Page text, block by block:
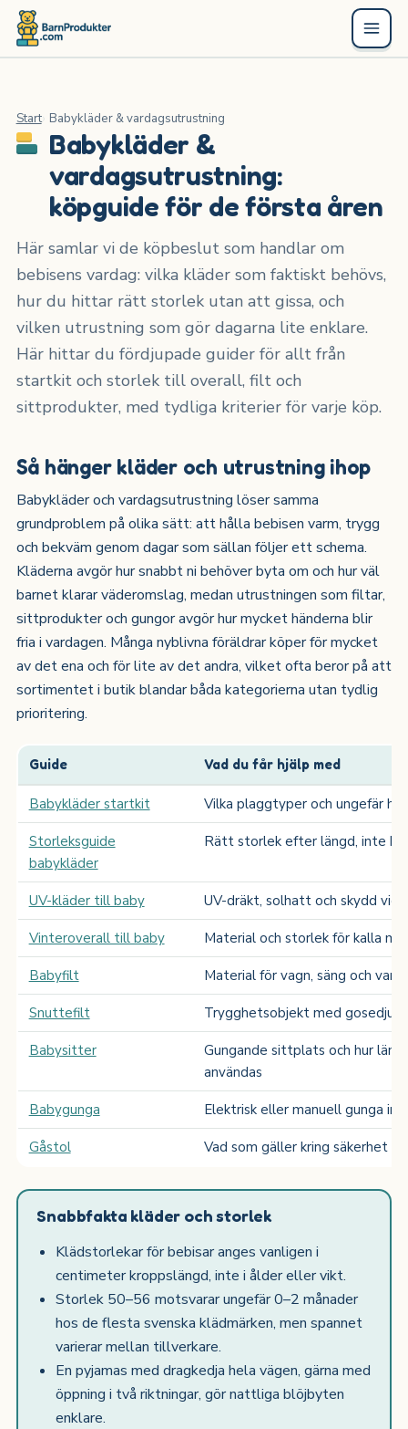
Start Babykläder & vardagsutrustning
Babykläder &
vardagsutrustning:
köpguide för de första åren
Här samlar vi de köpbeslut som handlar om
bebisens vardag: vilka kläder som faktiskt behövs,
hur du hittar rätt storlek utan att gissa, och
vilken utrustning som gör dagarna lite enklare.
Här hittar du fördjupade guider för allt från
startkit och storlek till overall, filt och
sittprodukter, med tydliga kriterier för varje köp.
Så hänger kläder och utrustning ihop
Babykläder och vardagsutrustning löser samma
grundproblem på olika sätt: att hålla bebisen varm, trygg
och bekväm genom dagar som sällan följer ett schema.
Kläderna avgör hur snabbt ni behöver byta om och hur väl
barnet klarar väderomslag, medan utrustningen som filtar,
sittprodukter och gungor avgör hur mycket händerna blir
fria i vardagen. Många nyblivna föräldrar köper för mycket
av det ena och för lite av det andra, vilket ofta beror på att
sortimentet i butik blandar båda kategorierna utan tydlig
prioritering.
Guide Vad du får hjälp med
Babykläder startkit Vilka plaggtyper och ungefär
Storleksguide
babykläder
Rätt storlek efter längd, inte
UV-kläder till baby UV-dräkt, solhatt och skydd vid
Vinteroverall till baby Material och storlek för kalla
Babyfilt Material för vagn, säng och
Snuttefilt Trygghetsobjekt med gosedjur,
Babysitter
Gungande sittplats och hur
användas
Babygunga Elektrisk eller manuell gunga
Gåstol Vad som gäller kring säkerhet
Snabbfakta kläder och storlek
Klädstorlekar för bebisar anges vanligen i
centimeter kroppslängd, inte i ålder eller vikt.
Storlek 50–56 motsvarar ungefär 0–2 månader
hos de flesta svenska klädmärken, men spannet
varierar mellan tillverkare.
En pyjamas med dragkedja hela vägen, gärna med
öppning i två riktningar, gör nattliga blöjbyten
enklare.